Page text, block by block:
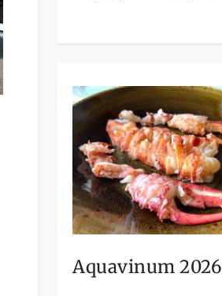
Aquavinum 2026